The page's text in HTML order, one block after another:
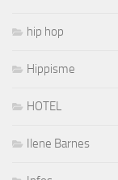
hip hop
Hippisme
HOTEL
Ilene Barnes